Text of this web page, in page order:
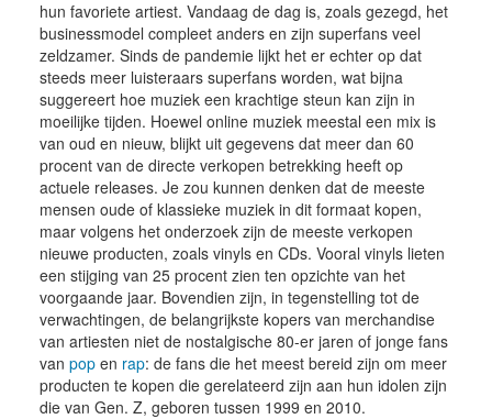
hun favoriete artiest. Vandaag de dag is, zoals gezegd, het
businessmodel compleet anders en zijn superfans veel
zeldzamer. Sinds de pandemie lijkt het er echter op dat
steeds meer luisteraars superfans worden, wat bijna
suggereert hoe muziek een krachtige steun kan zijn in
moeilijke tijden. Hoewel online muziek meestal een mix is
van oud en nieuw, blijkt uit gegevens dat meer dan 60
procent van de directe verkopen betrekking heeft op
actuele releases. Je zou kunnen denken dat de meeste
mensen oude of klassieke muziek in dit formaat kopen,
maar volgens het onderzoek zijn de meeste verkopen
nieuwe producten, zoals vinyls en CDs. Vooral vinyls lieten
een stijging van 25 procent zien ten opzichte van het
voorgaande jaar. Bovendien zijn, in tegenstelling tot de
verwachtingen, de belangrijkste kopers van merchandise
van artiesten niet de nostalgische 80-er jaren of jonge fans
van popen rap: de fans die het meest bereid zijn om meer
producten te kopen die gerelateerd zijn aan hun idolen zijn
die van Gen. Z, geboren tussen 1999 en 2010.